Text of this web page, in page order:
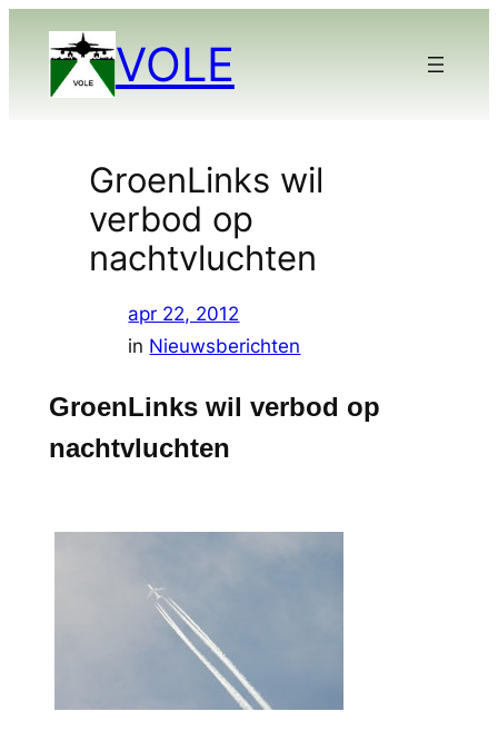
VOLE
GroenLinks wil
verbod op
nachtvluchten
apr 22, 2012
in Nieuwsberichten
GroenLinks wil verbod op
nachtvluchten